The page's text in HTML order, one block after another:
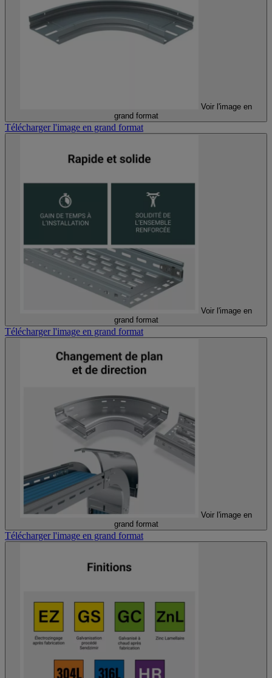
Voir l'image en
grand format
Télécharger l'image en grand format
Voir l'image en
grand format
Télécharger l'image en grand format
Voir l'image en
grand format
Télécharger l'image en grand format